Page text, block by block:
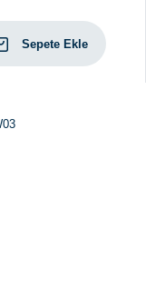
Sepete Ekle